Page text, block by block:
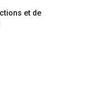
et de